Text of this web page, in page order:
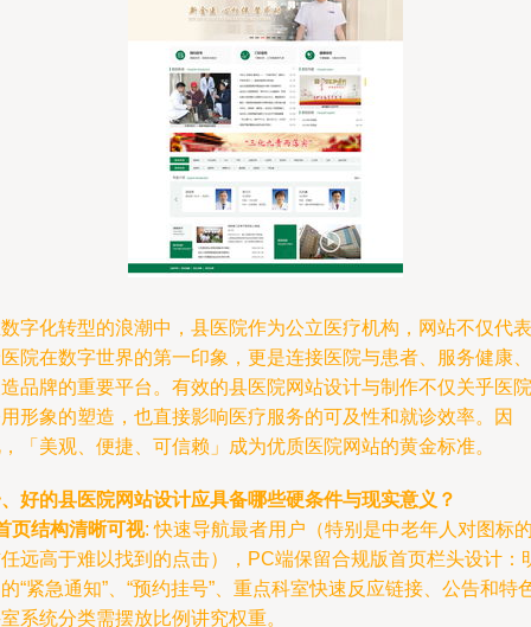
字化转型的浪潮中，县医院作为公立医疗机构，网站不仅代表
院在数字世界的第一印象，更是连接医院与患者、服务健康、
品牌的重要平台。有效的县医院网站设计与制作不仅关乎医院
形象的塑造，也直接影响医疗服务的可及性和就诊效率。因
「美观、便捷、可信赖」成为优质医院网站的黄金标准。
好的县医院网站设计应具备哪些硬条件与现实意义？
页结构清晰可视: 快速导航最者用户（特别是中老年人对图标
远高于难以找到的点击），PC端保留合规版首页栏头设计：
“紧急通知”、“预约挂号”、重点科室快速反应链接、公告和特
系统分类需摆放比例讲究权重。